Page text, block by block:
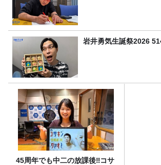
岩井勇気生誕祭2026
45周年でも中二の放課後‼コサ